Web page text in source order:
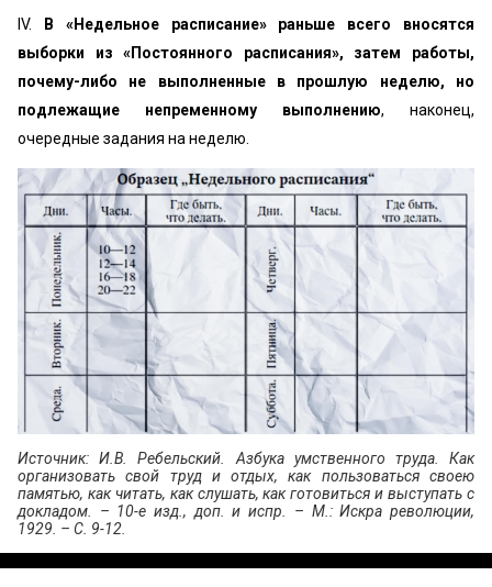
IV.
В «Недельное расписание» раньше всего вносятся
выборки из «Постоянного расписания», затем работы,
почему-либо не выполненные в прошлую неделю, но
подлежащие непременному выполнению, наконец,
очередные задания на неделю.
Источник: И.В. Ребельский. Азбука умственного труда. Как
организовать свой труд и отдых, как пользоваться своею
памятью, как читать, как слушать, как готовиться и выступать с
докладом. – 10-е изд., доп. и испр. – М.: ‎Искра революции,
1929. – С. 9-12.